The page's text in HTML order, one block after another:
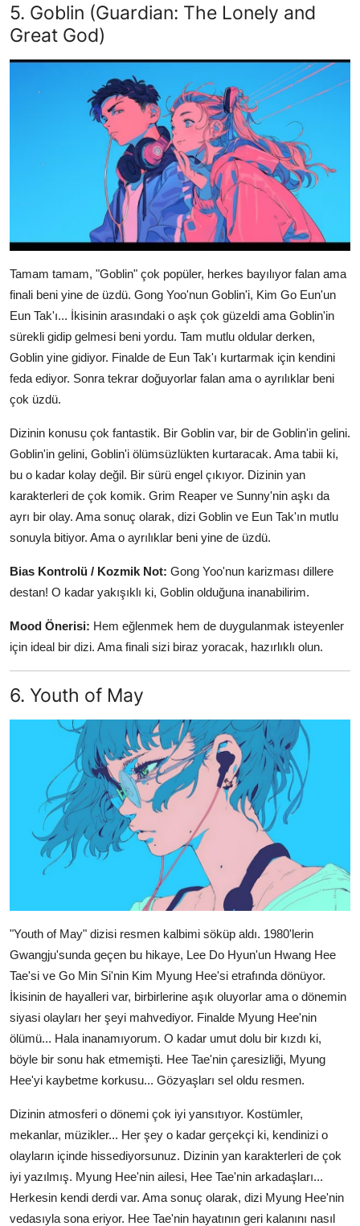
5. Goblin (Guardian: The Lonely and
Great God)
Tamam tamam, "Goblin" çok popüler, herkes bayılıyor falan ama
finali beni yine de üzdü. Gong Yoo'nun Goblin'i, Kim Go Eun'un
Eun Tak'ı... İkisinin arasındaki o aşk çok güzeldi ama Goblin'in
sürekli gidip gelmesi beni yordu. Tam mutlu oldular derken,
Goblin yine gidiyor. Finalde de Eun Tak'ı kurtarmak için kendini
feda ediyor. Sonra tekrar doğuyorlar falan ama o ayrılıklar beni
çok üzdü.
Dizinin konusu çok fantastik. Bir Goblin var, bir de Goblin'in gelini.
Goblin'in gelini, Goblin'i ölümsüzlükten kurtaracak. Ama tabii ki,
bu o kadar kolay değil. Bir sürü engel çıkıyor. Dizinin yan
karakterleri de çok komik. Grim Reaper ve Sunny'nin aşkı da
ayrı bir olay. Ama sonuç olarak, dizi Goblin ve Eun Tak'ın mutlu
sonuyla bitiyor. Ama o ayrılıklar beni yine de üzdü.
Bias Kontrolü / Kozmik Not: Gong Yoo'nun karizması dillere
destan! O kadar yakışıklı ki, Goblin olduğuna inanabilirim.
Mood Önerisi: Hem eğlenmek hem de duygulanmak isteyenler
için ideal bir dizi. Ama finali sizi biraz yoracak, hazırlıklı olun.
6. Youth of May
"Youth of May" dizisi resmen kalbimi söküp aldı. 1980'lerin
Gwangju'sunda geçen bu hikaye, Lee Do Hyun'un Hwang Hee
Tae'si ve Go Min Si'nin Kim Myung Hee'si etrafında dönüyor.
İkisinin de hayalleri var, birbirlerine aşık oluyorlar ama o dönemin
siyasi olayları her şeyi mahvediyor. Finalde Myung Hee'nin
ölümü... Hala inanamıyorum. O kadar umut dolu bir kızdı ki,
böyle bir sonu hak etmemişti. Hee Tae'nin çaresizliği, Myung
Hee'yi kaybetme korkusu... Gözyaşları sel oldu resmen.
Dizinin atmosferi o dönemi çok iyi yansıtıyor. Kostümler,
mekanlar, müzikler... Her şey o kadar gerçekçi ki, kendinizi o
olayların içinde hissediyorsunuz. Dizinin yan karakterleri de çok
iyi yazılmış. Myung Hee'nin ailesi, Hee Tae'nin arkadaşları...
Herkesin kendi derdi var. Ama sonuç olarak, dizi Myung Hee'nin
vedasıyla sona eriyor. Hee Tae'nin hayatının geri kalanını nasıl